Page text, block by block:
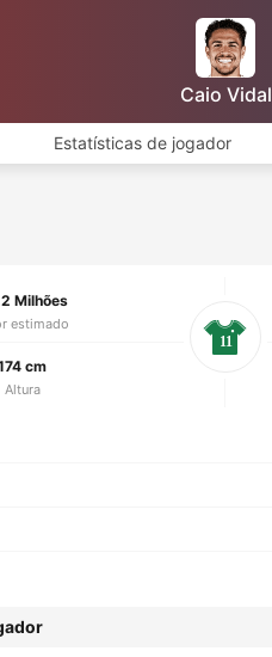
Caio Vidal
Estatísticas de jogador
Milhões
estimado
cm
Altura
11